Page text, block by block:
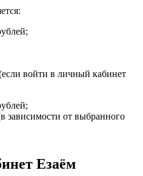
войти в личный кабинет
зависимости от выбранного
Езаём